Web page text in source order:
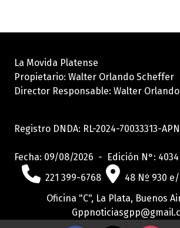
La Movida Platense
Propietario: Walter Orlando Scheffer
Director Responsable: Walter
Registro DNDA: RL-2024-70033313-
Fecha: 09/08/2026 - Edición N°: 4034
221 399-6768
48 Nº 930 e/
Oficina "C", La Plata, Buenos